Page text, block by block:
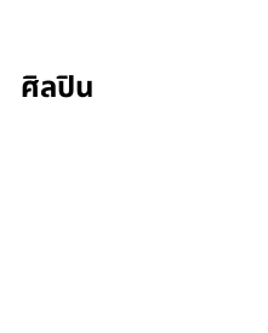
ศิลปิน